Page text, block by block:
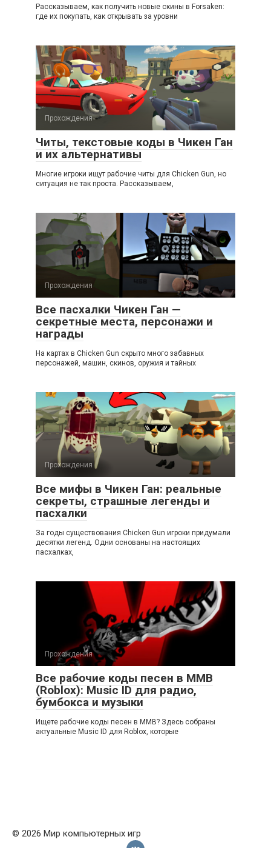
Рассказываем, как получить новые скины в Forsaken:
где их покупать, как открывать за уровни
Прохождения
Читы, текстовые коды в Чикен Ган
и их альтернативы
Многие игроки ищут рабочие читы для Chicken Gun, но
ситуация не так проста. Рассказываем,
Прохождения
Все пасхалки Чикен Ган —
секретные места, персонажи и
награды
На картах в Chicken Gun скрыто много забавных
персонажей, машин, скинов, оружия и тайных
Прохождения
Все мифы в Чикен Ган: реальные
секреты, страшные легенды и
пасхалки
За годы существования Chicken Gun игроки придумали
десятки легенд. Одни основаны на настоящих
пасхалках,
Прохождения
Все рабочие коды песен в ММВ
(Roblox): Music ID для радио,
бумбокса и музыки
Ищете рабочие коды песен в ММВ? Здесь собраны
актуальные Music ID для Roblox, которые
© 2026 Мир компьютерных игр